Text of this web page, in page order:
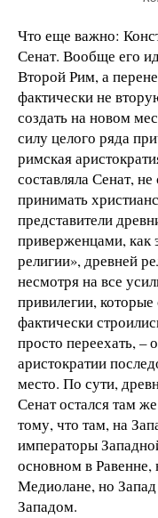
Что еще важно:
Сенат. Вообще его
Второй Рим, а
фактически не
создать на новом
силу целого ряда
римская
составляла Сенат,
принимать
представители
приверженцами, как
религии», древней
несмотря на все
привилегии,
фактически
просто переехать, –
аристократии
место. По сути,
Сенат остался там
тому, что там, на
императоры
основном в
Медиолане, но Запад
Западом.